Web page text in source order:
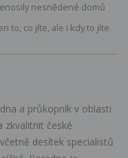
nesnědené domů
to, co jíte, ale i kdy to jíte
a průkopník v oblasti
zkvalitnit české
desítek specialistů